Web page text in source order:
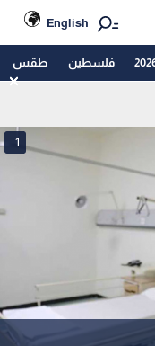
English
فلسطين طقس
1